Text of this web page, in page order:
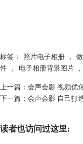
标签： 照片电子相册 ，
件
， 电子相册背景图片 ，
上一篇： 会声会影 视频优
下一篇： 会声会影 自己打
读者也访问过这里: